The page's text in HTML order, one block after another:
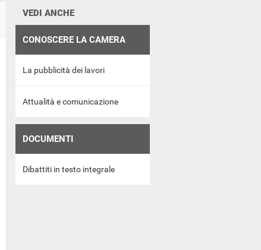
VEDI ANCHE
CONOSCERE LA CAMERA
La pubblicità dei lavori
Attualità e comunicazione
DOCUMENTI
Dibattiti in testo integrale